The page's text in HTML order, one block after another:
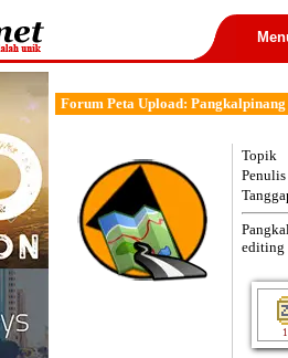
Forum Peta Upload:
Topik
Penulis
editing